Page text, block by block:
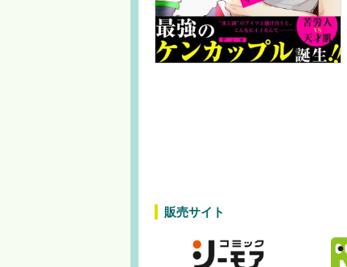
販売サイト